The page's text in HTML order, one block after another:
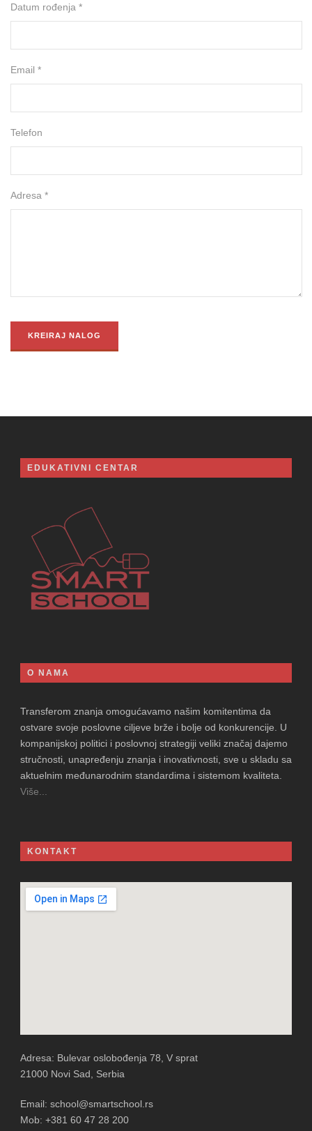
Datum rođenja *
Email *
Telefon
Adresa *
EDUKATIVNI CENTAR
O NAMA
Transferom znanja omogućavamo našim komitentima da
ostvare svoje poslovne ciljeve brže i bolje od konkurencije. U
kompanijskoj politici i poslovnoj strategiji veliki značaj dajemo
stručnosti, unapređenju znanja i inovativnosti, sve u skladu sa
aktuelnim međunarodnim standardima i sistemom kvaliteta.
Više...
KONTAKT
Adresa: Bulevar oslobođenja 78, V sprat
21000 Novi Sad, Serbia
Email: school@smartschool.rs
Mob: +381 60 47 28 200